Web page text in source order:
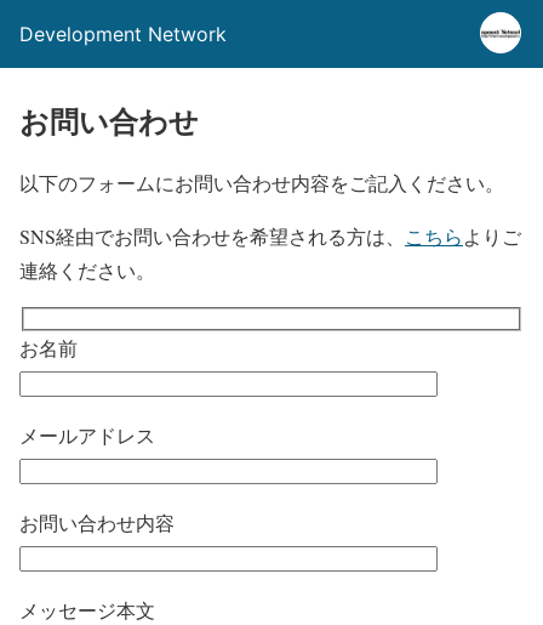
Development Network
お問い合わせ
以下のフォームにお問い合わせ内容をご記入ください。
SNS経由でお問い合わせを希望される方は、 こちらよりご
連絡ください。
お名前
メールアドレス
お問い合わせ内容
メッセージ本文